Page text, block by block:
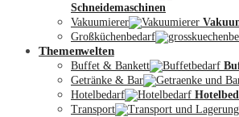
Schneidemaschinen
Vakuumierer
Großküchenbedarf
Themenwelten
Buffet & Bankett
Getränke & Bar
Hotelbedarf
Transport